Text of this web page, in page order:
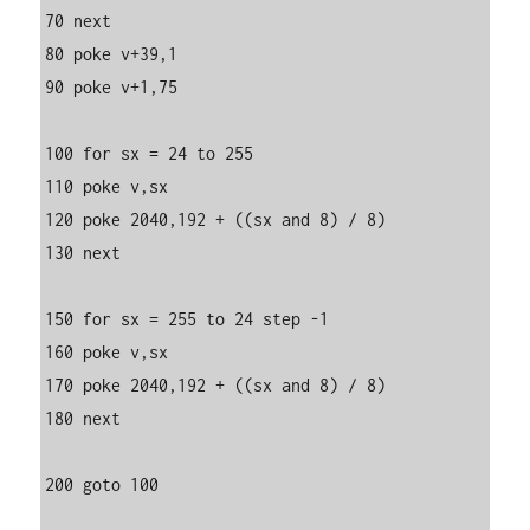
70 next
80 poke v+39,1
90 poke v+1,75
100 for sx = 24 to 255
110 poke v,sx
120 poke 2040,192 + ((sx and 8) / 8)
130 next
150 for sx = 255 to 24 step -1
160 poke v,sx
170 poke 2040,192 + ((sx and 8) / 8)
180 next
200 goto 100